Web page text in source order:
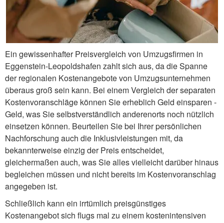
Ein gewissenhafter Preisvergleich von Umzugsfirmen in
Eggenstein-Leopoldshafen zahlt sich aus, da die Spanne
der regionalen Kostenangebote von Umzugsunternehmen
überaus groß sein kann. Bei einem Vergleich der separaten
Kostenvoranschläge können Sie erheblich Geld einsparen -
Geld, was Sie selbstverständlich anderenorts noch nützlich
einsetzen können. Beurteilen Sie bei Ihrer persönlichen
Nachforschung auch die Inklusivleistungen mit, da
bekannterweise einzig der Preis entscheidet,
gleichermaßen auch, was Sie alles vielleicht darüber hinaus
begleichen müssen und nicht bereits im Kostenvoranschlag
angegeben ist.
Schließlich kann ein irrtümlich preisgünstiges
Kostenangebot sich flugs mal zu einem kostenintensiven